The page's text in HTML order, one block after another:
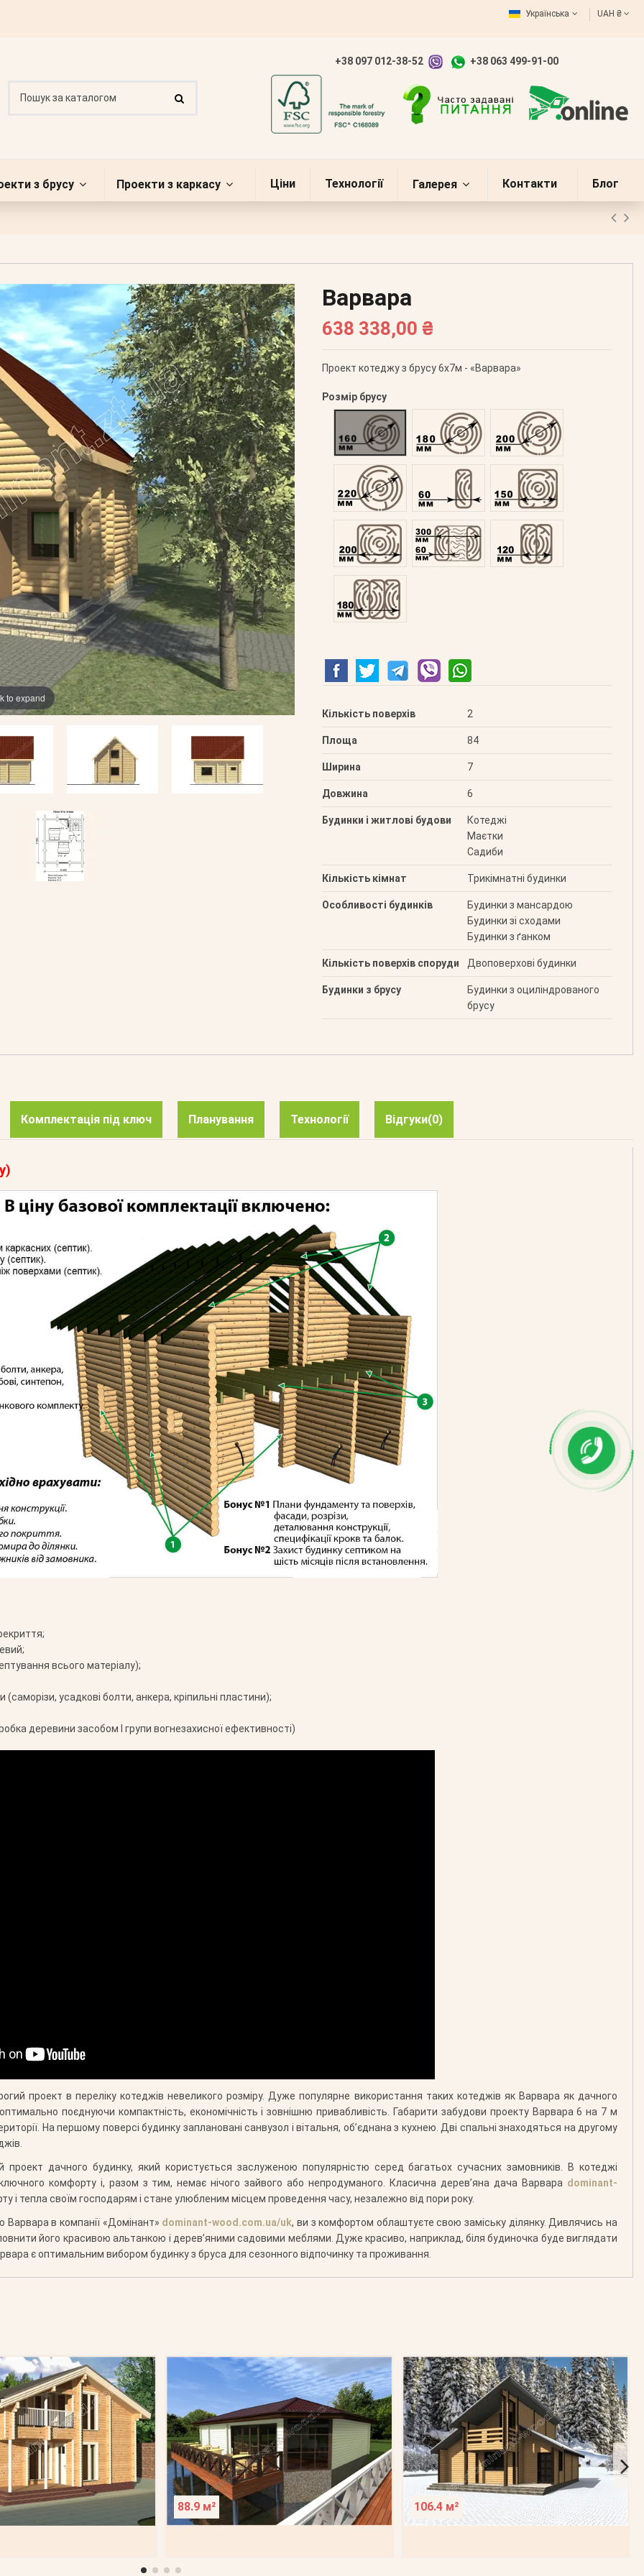
Українська UAH ₴
+38 097 012-38-52 +38 063 499-91-00
з брусу Проекти з каркасу Ціни Технології Галерея Контакти Блог
to expand
Варвара
638 338,00 ₴
Проект котеджу з брусу 6х7м - «Варвара»
Розмір брусу
Оциліндрований 160Оциліндрований 180Оциліндрований 200
Оциліндрований 220Профільований 60Профільований 150
Профільований 200Подвійний 300 Клеєний 120
Клеєний 180
Кількість поверхів 2
Площа 84
Ширина 7
Довжина 6
Будинки і житлові будови
Котеджі
Маєтки
Садиби
Кількість кімнат Трикімнатні будинки
Особливості будинків
Будинки з мансардою
Будинки зі сходами
Будинки з ґанком
Кількість поверхів споруди Двоповерхові будинки
Будинки з брусу
Будинки з оциліндрованого
брусу
Комплектація під ключ Планування Технології Відгуки(0)
всього матеріалу);
(саморізи, усадкові болти, анкера, кріпильні пластини);
деревини засобом І групи вогнезахисної ефективності)
проект в переліку котеджів невеликого розміру. Дуже популярне використання таких котеджів як Варвара як дачного
поєднуючи компактність, економічність і зовнішню привабливість. Габарити забудови проекту Варвара 6 на 7 м
На першому поверсі будинку заплановані санвузол і вітальня, об’єднана з кухнею. Дві спальні знаходяться на другому
дачного будинку, який користується заслуженою популярністю серед багатьох сучасних замовників. В котеджі
комфорту і, разом з тим, немає нічого зайвого або непродуманого. Класична дерев’яна дача Варвара dominant-
і тепла своїм господарям і стане улюбленим місцем проведення часу, незалежно від пори року.
в компанії «Домінант» dominant-wood.com.ua/uk, ви з комфортом облаштуєте свою заміську ділянку. Дивлячись на
його красивою альтанкою і дерев’яними садовими меблями. Дуже красиво, наприклад, біля будиночка буде виглядати
є оптимальним вибором будинку з бруса для сезонного відпочинку та проживання.
88.9 м² 106.4 м²